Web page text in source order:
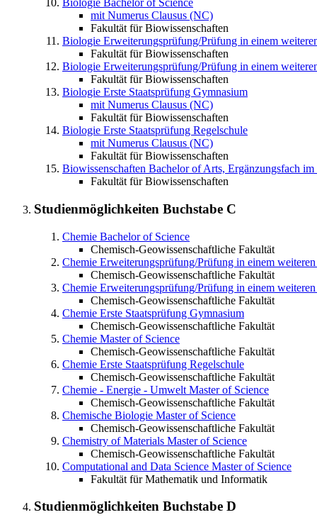
Biologie Bachelor of Science
mit Numerus Clausus (NC)
Fakultät für Biowissenschaften
Biologie Erweiterungsprüfung/Prüfung in einem
Fakultät für Biowissenschaften
Biologie Erweiterungsprüfung/Prüfung in einem
Fakultät für Biowissenschaften
Biologie Erste Staatsprüfung Gymnasium
mit Numerus Clausus (NC)
Fakultät für Biowissenschaften
Biologie Erste Staatsprüfung Regelschule
mit Numerus Clausus (NC)
Fakultät für Biowissenschaften
Biowissenschaften Bachelor of Arts, Ergänzungsfach
Fakultät für Biowissenschaften
Studienmöglichkeiten Buchstabe C
Chemie Bachelor of Science
Chemisch-Geowissenschaftliche Fakultät
Chemie Erweiterungsprüfung/Prüfung in einem
Chemisch-Geowissenschaftliche Fakultät
Chemie Erweiterungsprüfung/Prüfung in einem
Chemisch-Geowissenschaftliche Fakultät
Chemie Erste Staatsprüfung Gymnasium
Chemisch-Geowissenschaftliche Fakultät
Chemie Master of Science
Chemisch-Geowissenschaftliche Fakultät
Chemie Erste Staatsprüfung Regelschule
Chemisch-Geowissenschaftliche Fakultät
Chemie - Energie - Umwelt Master of Science
Chemisch-Geowissenschaftliche Fakultät
Chemische Biologie Master of Science
Chemisch-Geowissenschaftliche Fakultät
Chemistry of Materials Master of Science
Chemisch-Geowissenschaftliche Fakultät
Computational and Data Science Master of Science
Fakultät für Mathematik und Informatik
Studienmöglichkeiten Buchstabe D